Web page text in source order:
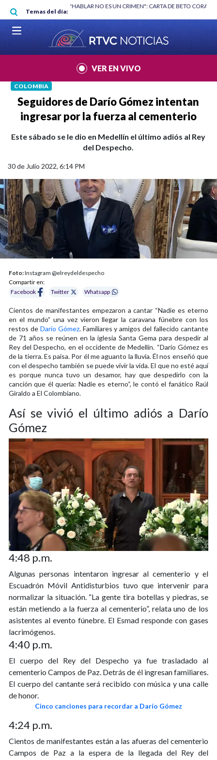
Pasar al contenido principal
Temas del día:
"HABLAR NO ES UN CRIMEN": CARTA DE BETO CORAL |
VER EN VIVO
COLOMBIA
Seguidores de Darío Gómez intentan
ingresar por la fuerza al cementerio
Este sábado se le dio en Medellín el último adiós al Rey
del Despecho.
30 de Julio 2022, 6:14 PM
Foto:Instagram @elreydeldespecho
Compartir en:
Facebook
Twitter Whatsapp
Cientos de manifestantes empezaron a cantar “Nadie es eterno
en el mundo” una vez vieron llegar la caravana fúnebre con los
restos de Darío Gómez. Familiares y amigos del fallecido cantante
de 71 años se reúnen en la iglesia Santa Gema para despedir al
Rey del Despecho, en el occidente de Medellín. “Darío Gómez es
de la tierra. Es paisa. Por él me aguanto la lluvia. Él nos enseñó que
con el despecho también se puede vivir la vida. El que no esté aquí
es porque nunca tuvo un desamor, hay que despedirlo con la
canción que él quería: Nadie es eterno“, le contó el fanático Raúl
Giraldo a El Colombiano.
Así se vivió el último adiós a Darío
Gómez
4:48 p.m.
Algunas personas intentaron ingresar al cementerio y el
Escuadrón Móvil Antidisturbios tuvo que intervenir para
normalizar la situación. “La gente tira botellas y piedras, se
están metiendo a la fuerza al cementerio”, relata uno de los
asistentes al evento fúnebre. El Esmad responde con gases
lacrimógenos.
4:40 p.m.
El cuerpo del Rey del Despecho ya fue trasladado al
cementerio Campos de Paz. Detrás de él ingresan familiares.
El cuerpo del cantante será recibido con música y una calle
de honor.
Cinco canciones para recordar a Darío Gómez
4:24 p.m.
Cientos de manifestantes están a las afueras del cementerio
Campos de Paz a la espera de la llegada del Rey del